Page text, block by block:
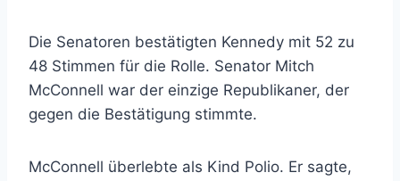
Die Senatoren bestätigten Kennedy mit 52 zu
48 Stimmen für die Rolle. Senator Mitch
McConnell war der einzige Republikaner, der
gegen die Bestätigung stimmte.
McConnell überlebte als Kind Polio. Er sagte,